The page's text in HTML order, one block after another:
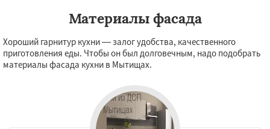
Материалы фасада
Хороший гарнитур кухни — залог удобства, качественного
приготовления еды. Чтобы он был долговечным, надо подобрать
материалы фасада кухни в Мытищах.